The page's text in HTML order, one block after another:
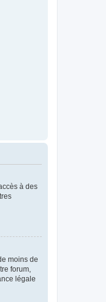
à des
moins de
forum,
légale